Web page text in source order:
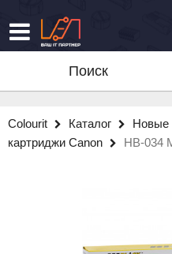
Поиск
Colourit Каталог Новые
картриджи Canon
HB-034